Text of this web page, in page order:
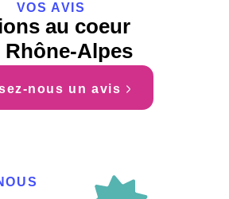
VOS AVIS
au coeur
Alpes
nous un avis